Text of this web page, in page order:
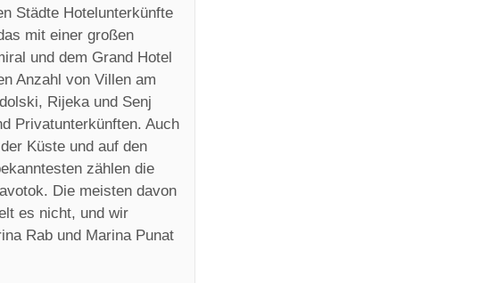
Städte Hotelunterkünfte
mit einer großen
und dem Grand Hotel
Anzahl von Villen am
Rijeka und Senj
Privatunterkünften. Auch
Küste und auf den
zählen die
Die meisten davon
es nicht, und wir
Rab und Marina Punat